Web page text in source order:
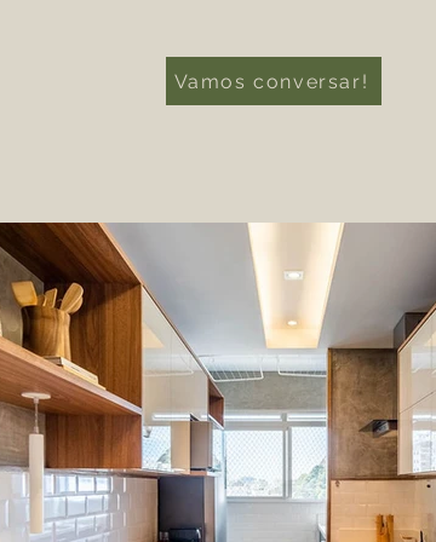
Vamos conversar!